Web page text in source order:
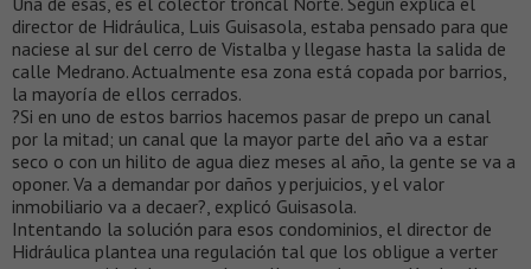
director de Hidráulica, Luis Guisasola, estaba pensado para que
naciese al sur del cerro de Vistalba y llegase hasta la salida de
calle Medrano. Actualmente esa zona está copada por barrios,
la mayoría de ellos cerrados.
?Si en uno de estos barrios hacemos pasar de prepo un canal
por la mitad; un canal que la mayor parte del año va a estar
seco o con un hilito de agua diez meses al año, la gente se va a
oponer. Va a demandar por daños y perjuicios, y el valor
inmobiliario va a decaer?, explicó Guisasola.
Intentando la solución para esos condominios, el director de
Hidráulica plantea una regulación tal que los obligue a verter